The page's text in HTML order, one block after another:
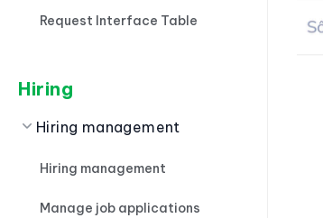
Request Interface Table
Hiring
Hiring management
Hiring management
Manage job applications